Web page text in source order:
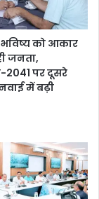
को आकार
जनता,
2041 पर दूसरे
में बढ़ी